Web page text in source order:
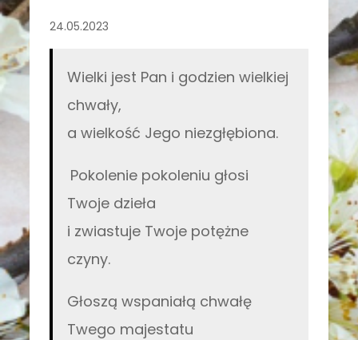
24.05.2023
Wielki jest Pan i godzien wielkiej
chwały,
a wielkość Jego niezgłębiona.
Pokolenie pokoleniu głosi
Twoje dzieła
i zwiastuje Twoje potężne
czyny.
Głoszą wspaniałą chwałę
Twego majestatu